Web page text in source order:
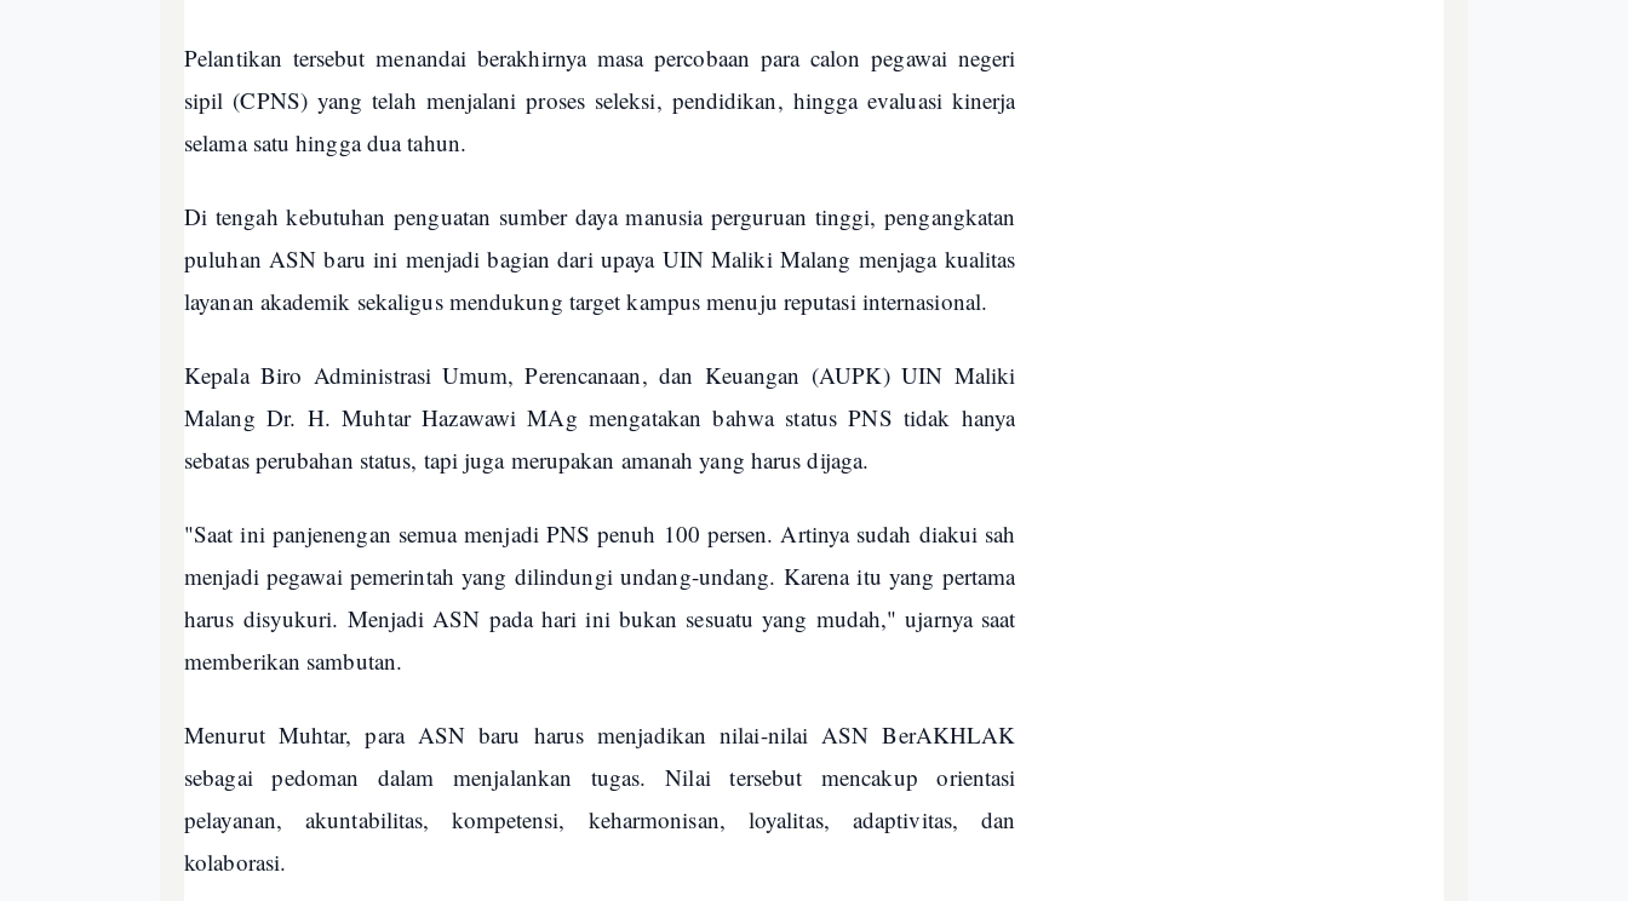
Pelantikan tersebut menandai berakhirnya masa percobaan para calon pegawai negeri
sipil (CPNS) yang telah menjalani proses seleksi, pendidikan, hingga evaluasi kinerja
selama satu hingga dua tahun.
Di tengah kebutuhan penguatan sumber daya manusia perguruan tinggi, pengangkatan
puluhan ASN baru ini menjadi bagian dari upaya UIN Maliki Malang menjaga kualitas
layanan akademik sekaligus mendukung target kampus menuju reputasi internasional.
Kepala Biro Administrasi Umum, Perencanaan, dan Keuangan (AUPK) UIN Maliki
Malang Dr. H. Muhtar Hazawawi MAg mengatakan bahwa status PNS tidak hanya
sebatas perubahan status, tapi juga merupakan amanah yang harus dijaga.
"Saat ini panjenengan semua menjadi PNS penuh 100 persen. Artinya sudah diakui sah
menjadi pegawai pemerintah yang dilindungi undang-undang. Karena itu yang pertama
harus disyukuri. Menjadi ASN pada hari ini bukan sesuatu yang mudah," ujarnya saat
memberikan sambutan.
Menurut Muhtar, para ASN baru harus menjadikan nilai-nilai ASN BerAKHLAK
sebagai pedoman dalam menjalankan tugas. Nilai tersebut mencakup orientasi
pelayanan, akuntabilitas, kompetensi, keharmonisan, loyalitas, adaptivitas, dan
kolaborasi.